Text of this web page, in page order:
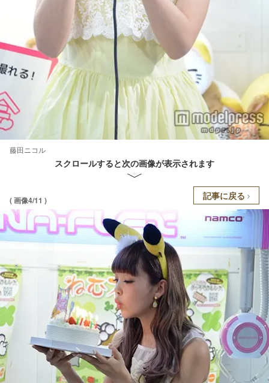
藤田ニコル
スクロールすると次の画像が表示されます
( 画像4/11 ) 記事に戻る